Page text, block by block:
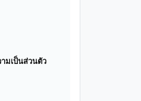
มเป็นส่วนตัว